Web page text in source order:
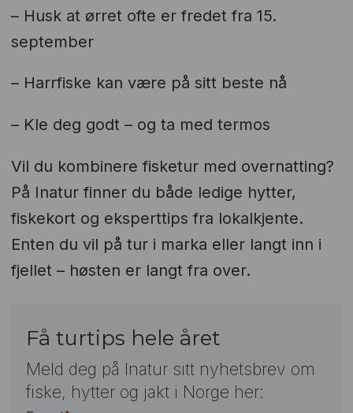
– Husk at ørret ofte er fredet fra 15.
september
– Harrfiske kan være på sitt beste nå
– Kle deg godt – og ta med termos
Vil du kombinere fisketur med overnatting?
På Inatur finner du både ledige hytter,
fiskekort og eksperttips fra lokalkjente.
Enten du vil på tur i marka eller langt inn i
fjellet – høsten er langt fra over.
Få turtips hele året
Meld deg på Inatur sitt nyhetsbrev om
fiske, hytter og jakt i Norge her: